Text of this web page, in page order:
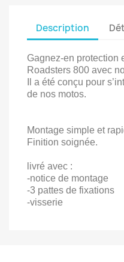
Description
Gagnez-en protection
Roadsters 800 avec
Il a été conçu pour
de nos motos.
Montage simple et
Finition soignée.
livré avec :
-notice de montage
-3 pattes de fixations
-visserie